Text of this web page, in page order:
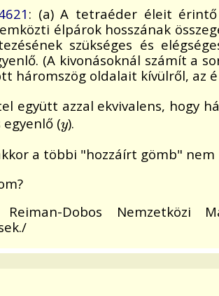
: (a) A tetraéder éleit érintő
élpárok hosszának
szükséges és
(A kivonásoknál számít a
háromszög oldalait kívülről, az
együtt azzal ekvivalens, hogy
(y
y).
a többi "hozzáírt gömb"
Reiman-Dobos Nemzetközi